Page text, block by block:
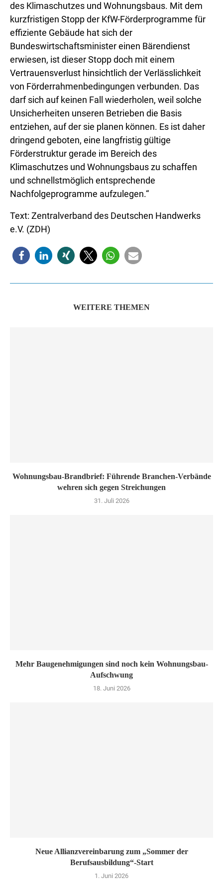
des Klimaschutzes und Wohnungsbaus. Mit dem
kurzfristigen Stopp der KfW-Förderprogramme für
effiziente Gebäude hat sich der
Bundeswirtschaftsminister einen Bärendienst
erwiesen, ist dieser Stopp doch mit einem
Vertrauensverlust hinsichtlich der Verlässlichkeit
von Förderrahmenbedingungen verbunden. Das
darf sich auf keinen Fall wiederholen, weil solche
Unsicherheiten unseren Betrieben die Basis
entziehen, auf der sie planen können. Es ist daher
dringend geboten, eine langfristig gültige
Förderstruktur gerade im Bereich des
Klimaschutzes und Wohnungsbaus zu schaffen
und schnellstmöglich entsprechende
Nachfolgeprogramme aufzulegen.“
Text: Zentralverband des Deutschen Handwerks
e.V. (ZDH)
WEITERE THEMEN
Wohnungsbau-Brandbrief: Führende Branchen-Verbände
wehren sich gegen Streichungen
31. Juli 2026
Mehr Baugenehmigungen sind noch kein Wohnungsbau-
Aufschwung
18. Juni 2026
Neue Allianzvereinbarung zum „Sommer der
Berufsausbildung“-Start
1. Juni 2026